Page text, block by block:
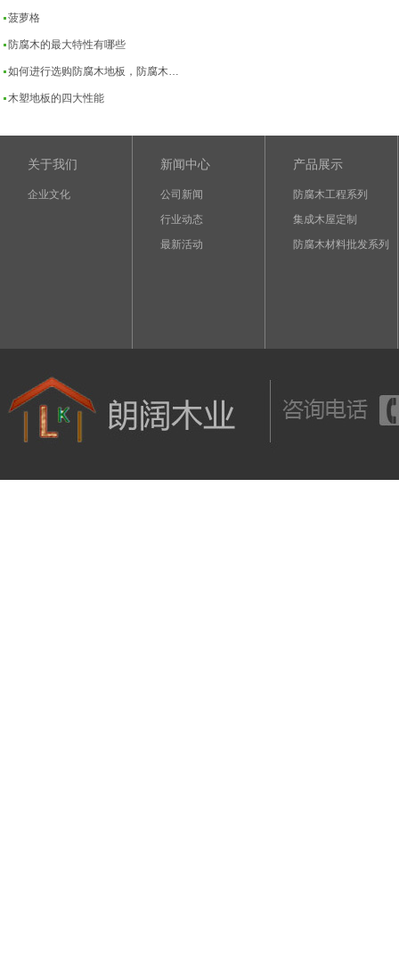
菠萝格
防腐木的最大特性有哪些
如何进行选购防腐木地板，防腐木…
木塑地板的四大性能
关于我们
企业文化
新闻中心
公司新闻
行业动态
最新活动
产品展示
防腐木工程系列
集成木屋定制
防腐木材料批发系列